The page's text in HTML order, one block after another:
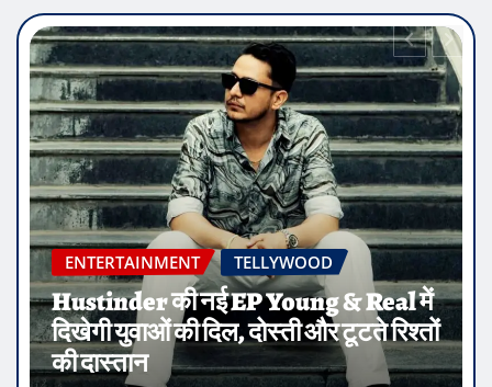
ENTERTAINMENT MOVIES
‘जवाक’ का ग्रैंड प्रीमियर – नीरू बाजवा और
आर नेट की मौजूदगी में हुआ
superhitpunjabi May 8, 2026 0